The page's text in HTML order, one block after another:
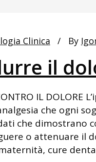
Clinica By
il
IL DOLORE
che ogni
che dimostrano
o attenuare il
cure